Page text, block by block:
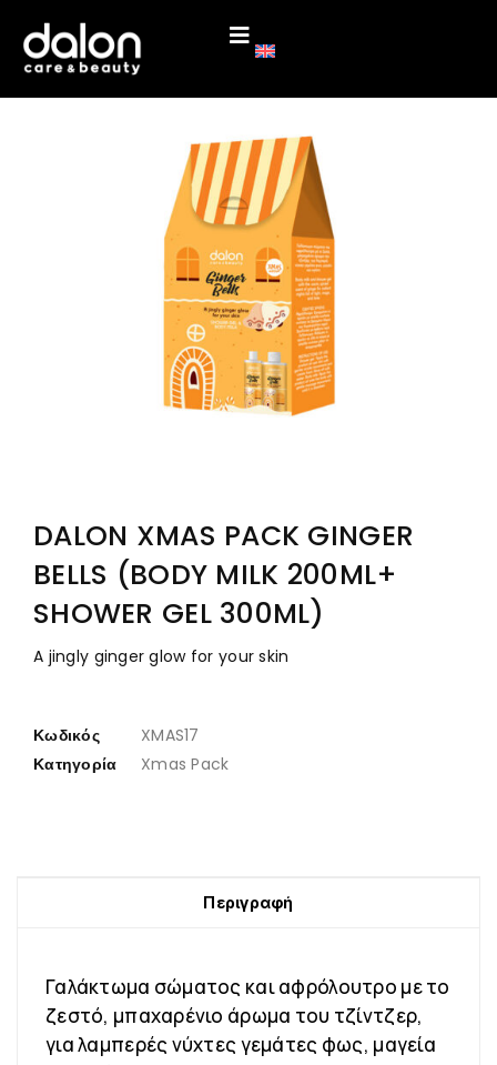
DALON XMAS PACK GINGER
BELLS (BODY MILK 200ML+
SHOWER GEL 300ML)
A jingly ginger glow for your skin
Κωδικός
XMAS17
Κατηγορία
Xmas Pack
Περιγραφή
Γαλάκτωμα σώματος και αφρόλουτρο με το
ζεστό, μπαχαρένιο άρωμα του τζίντζερ,
για λαμπερές νύχτες γεμάτες φως, μαγεία